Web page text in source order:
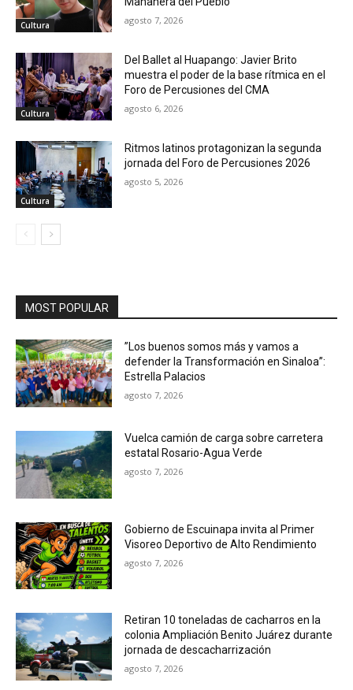
Cultura agosto 7, 2026
Cultura
Del Ballet al Huapango: Javier Brito
muestra el poder de la base rítmica en el
Foro de Percusiones del CMA
agosto 6, 2026
Cultura
Ritmos latinos protagonizan la segunda
jornada del Foro de Percusiones 2026
agosto 5, 2026
MOST POPULAR
”Los buenos somos más y vamos a
defender la Transformación en Sinaloa”:
Estrella Palacios
agosto 7, 2026
Vuelca camión de carga sobre carretera
estatal Rosario-Agua Verde
agosto 7, 2026
Gobierno de Escuinapa invita al Primer
Visoreo Deportivo de Alto Rendimiento
agosto 7, 2026
Retiran 10 toneladas de cacharros en la
colonia Ampliación Benito Juárez durante
jornada de descacharrización
agosto 7, 2026